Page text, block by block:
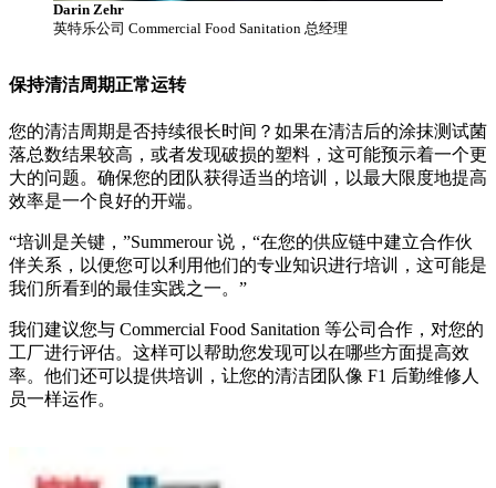
Darin Zehr
英特乐公司 Commercial Food Sanitation 总经理
保持清洁周期正常运转
您的清洁周期是否持续很长时间？如果在清洁后的涂抹测试菌
落总数结果较高，或者发现破损的塑料，这可能预示着一个更
大的问题。确保您的团队获得适当的培训，以最大限度地提高
效率是一个良好的开端。
“培训是关键，”Summerour 说，“在您的供应链中建立合作伙
伴关系，以便您可以利用他们的专业知识进行培训，这可能是
我们所看到的最佳实践之一。”
我们建议您与 Commercial Food Sanitation 等公司合作，对您的
工厂进行评估。这样可以帮助您发现可以在哪些方面提高效
率。他们还可以提供培训，让您的清洁团队像 F1 后勤维修人
员一样运作。